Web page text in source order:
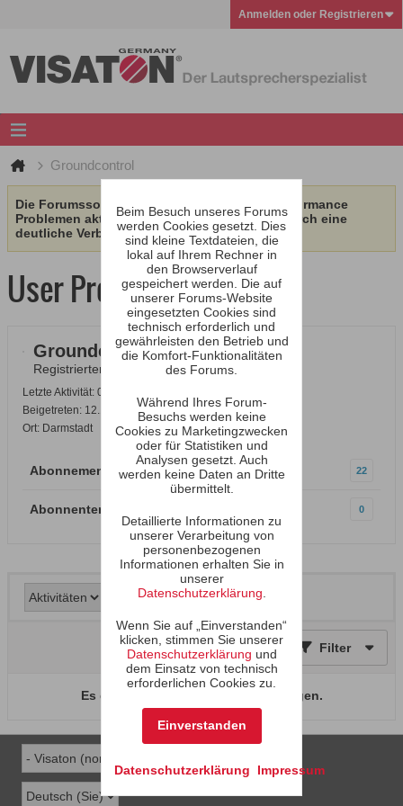
Anmelden oder Registrieren
Groundcontrol
Die Forumssoftware wurde aufgrund von Performance
Problemen aktualisiert. Wir erhoffen uns dadurch eine
deutliche Verbesserung.
User Profile
Groundcontrol
Registrierter Benutzer
Letzte Aktivität: 04.05.2017, 16:23
Beigetreten: 12.12.2002
Ort: Darmstadt
Abonnements 22
Abonnenten 0
Filter
Es gibt keine Aktivitäten zum Anzeigen.
Beim Besuch unseres Forums
werden Cookies gesetzt. Dies
sind kleine Textdateien, die
lokal auf Ihrem Rechner in
den Browserverlauf
gespeichert werden. Die auf
unserer Forums-Website
eingesetzten Cookies sind
technisch erforderlich und
gewährleisten den Betrieb und
die Komfort-Funktionalitäten
des Forums.
Während Ihres Forum-
Besuchs werden keine
Cookies zu Marketingzwecken
oder für Statistiken und
Analysen gesetzt. Auch
werden keine Daten an Dritte
übermittelt.
Detaillierte Informationen zu
unserer Verarbeitung von
personenbezogenen
Informationen erhalten Sie in
unserer
Datenschutzerklärung
Wenn Sie auf „Einverstanden“
klicken, stimmen Sie unserer
Datenschutzerklärung und
dem Einsatz von technisch
erforderlichen Cookies zu.
Datenschutzerklärung Impressum
Einverstanden